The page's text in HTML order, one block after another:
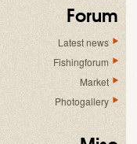
Forum
Latest news
Fishingforum
Market
Photogallery